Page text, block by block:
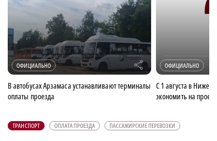
ОФИЦИАЛЬНО r
В автобусах Арзамаса устанавливают терминалы
оплаты проезда
ОФИЦИАЛЬНО
С 1 августа в
экономить на
ТРАНСПОРТ ОПЛАТА ПРОЕЗДА ПАССАЖИРСКИЕ ПЕРЕВОЗКИ